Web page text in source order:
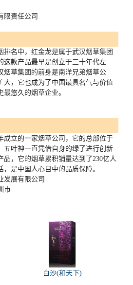
限责任公司
排名中，红金龙是属于武汉烟草集团
这款产品最早是创立于三十年代左
烟草集团的前身是南洋兄弟烟草公
大，它也成为了中国最具名气与价值
悠久的烟草企业。
成立的一家烟草公司，它的总部位于
五叶神一直凭借自身的绿了进行创新
品，它的烟草累积销量达到了230亿人
是中国人心目中的品质保障。
发展有限公司
市
白沙(和天下)